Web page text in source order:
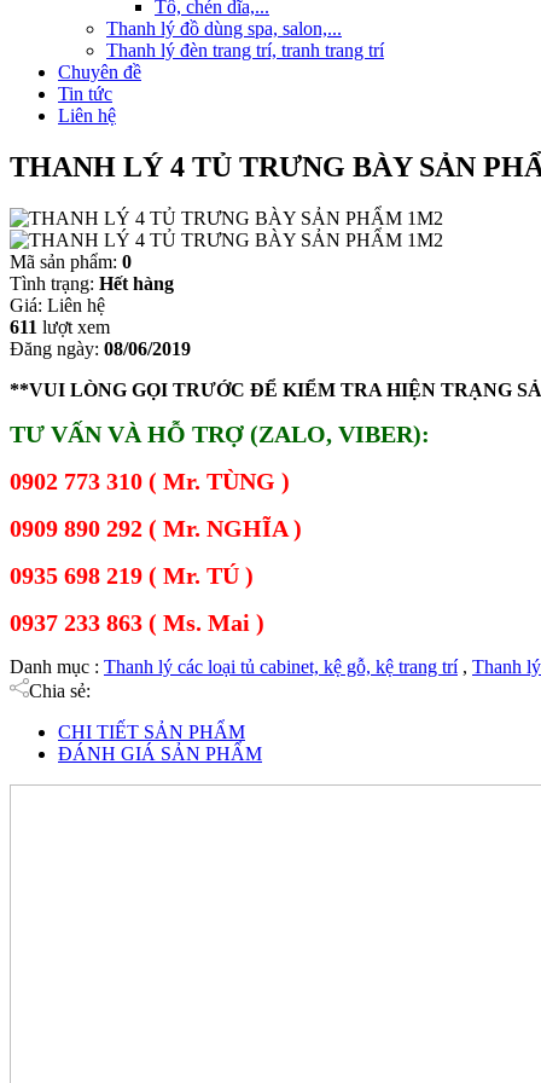
Tô, chén dĩa,...
Thanh lý đồ dùng spa, salon,...
Thanh lý đèn trang trí, tranh trang trí
Chuyên đề
Tin tức
Liên hệ
THANH LÝ 4 TỦ TRƯNG BÀY SẢN
Mã sản phẩm: 0
Tình trạng: Hết hàng
Giá: Liên hệ
611 lượt xem
Đăng ngày: 08/06/2019
**VUI LÒNG GỌI TRƯỚC ĐỂ KIỂM TRA HIỆN TRẠNG
TƯ VẤN VÀ HỖ TRỢ (ZALO, VIBER):
0902 773 310 ( Mr. TÙNG )
0909 890 292 ( Mr. NGHĨA )
0935 698 219 ( Mr. TÚ )
0937 233 863 ( Ms. Mai )
Danh mục : Thanh lý các loại tủ cabinet, kệ gỗ, kệ trang trí, Thanh
Chia sẻ:
CHI TIẾT SẢN PHẨM
ĐÁNH GIÁ SẢN PHẨM